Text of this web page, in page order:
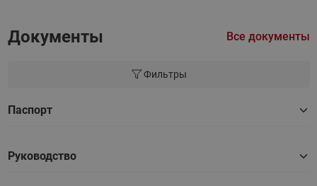
Документы Все документы
Фильтры
Паспорт
Руководство